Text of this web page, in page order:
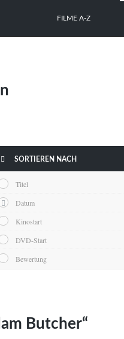
FILME A-Z
 SORTIEREN NACH
Titel
Datum
Kinostart
DVD-Start
Bewertung
Butcher“